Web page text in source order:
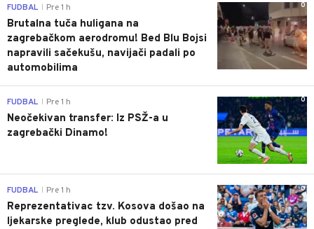
0
FUDBAL Pre 1 h
Brutalna tuča huligana na
zagrebačkom aerodromu! Bed Blu Bojsi
napravili sačekušu, navijači padali po
automobilima
0
FUDBAL Pre 1 h
Neočekivan transfer: Iz PSŽ-a u
zagrebački Dinamo!
0
FUDBAL Pre 1 h
Reprezentativac tzv. Kosova došao na
ljekarske preglede, klub odustao pred